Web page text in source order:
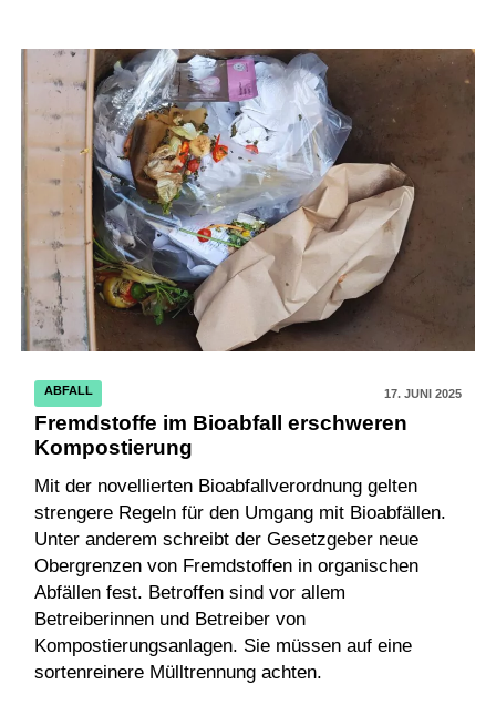
ABFALL 17. JUNI 2025
Fremdstoffe im Bioabfall erschweren
Kompostierung
Mit der novellierten Bioabfallverordnung gelten
strengere Regeln für den Umgang mit Bioabfällen.
Unter anderem schreibt der Gesetzgeber neue
Obergrenzen von Fremdstoffen in organischen
Abfällen fest. Betroffen sind vor allem
Betreiberinnen und Betreiber von
Kompostierungsanlagen. Sie müssen auf eine
sortenreinere Mülltrennung achten.